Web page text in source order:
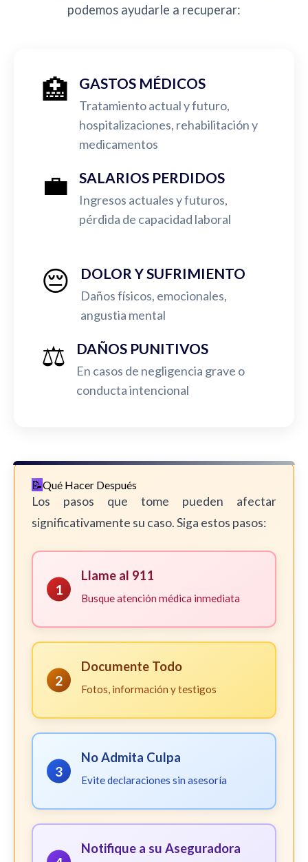
podemos ayudarle a recuperar:
🏥 GASTOS MÉDICOS
Tratamiento actual y futuro,
hospitalizaciones, rehabilitación y
medicamentos
💼 SALARIOS PERDIDOS
Ingresos actuales y futuros,
pérdida de capacidad laboral
😔 DOLOR Y SUFRIMIENTO
Daños físicos, emocionales,
angustia mental
⚖️ DAÑOS PUNITIVOS
En casos de negligencia grave o
conducta intencional
Qué Hacer Después
Los pasos que tome pueden afectar
significativamente su caso. Siga estos pasos:
1
Llame al 911
Busque atención médica inmediata
2
Documente Todo
Fotos, información y testigos
3
No Admita Culpa
Evite declaraciones sin asesoría
Notifique a su Aseguradora